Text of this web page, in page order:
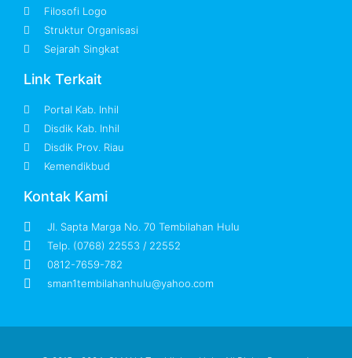
Filosofi Logo
Struktur Organisasi
Sejarah Singkat
Link Terkait
Portal Kab. Inhil
Disdik Kab. Inhil
Disdik Prov. Riau
Kemendikbud
Kontak Kami
Jl. Sapta Marga No. 70 Tembilahan Hulu
Telp. (0768) 22553 / 22552
0812-7659-782
sman1tembilahanhulu@yahoo.com